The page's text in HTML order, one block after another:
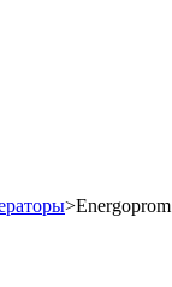
>Energoprom